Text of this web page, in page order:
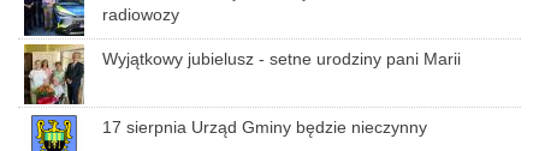
radiowozy
Wyjątkowy jubielusz - setne urodziny pani Marii
17 sierpnia Urząd Gminy będzie nieczynny